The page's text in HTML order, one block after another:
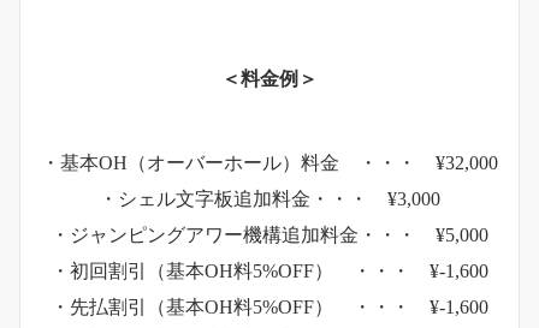
＜料金例＞
・基本OH（オーバーホール）料金 ・・・ ¥32,000
・シェル文字板追加料金・・・ ¥3,000
・ジャンピングアワー機構追加料金・・・ ¥5,000
・初回割引（基本OH料5%OFF） ・・・ ¥-1,600
・先払割引（基本OH料5%OFF） ・・・ ¥-1,600